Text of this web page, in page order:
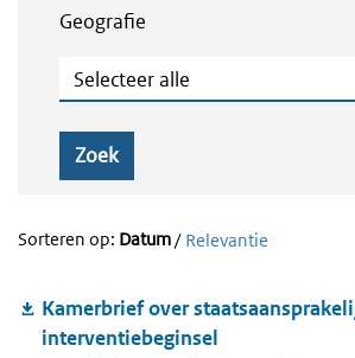
Geografie
Geografie
Zoek
Sorteren op: Datum/ Relevantie
Kamerbrief over
interventiebeginsel